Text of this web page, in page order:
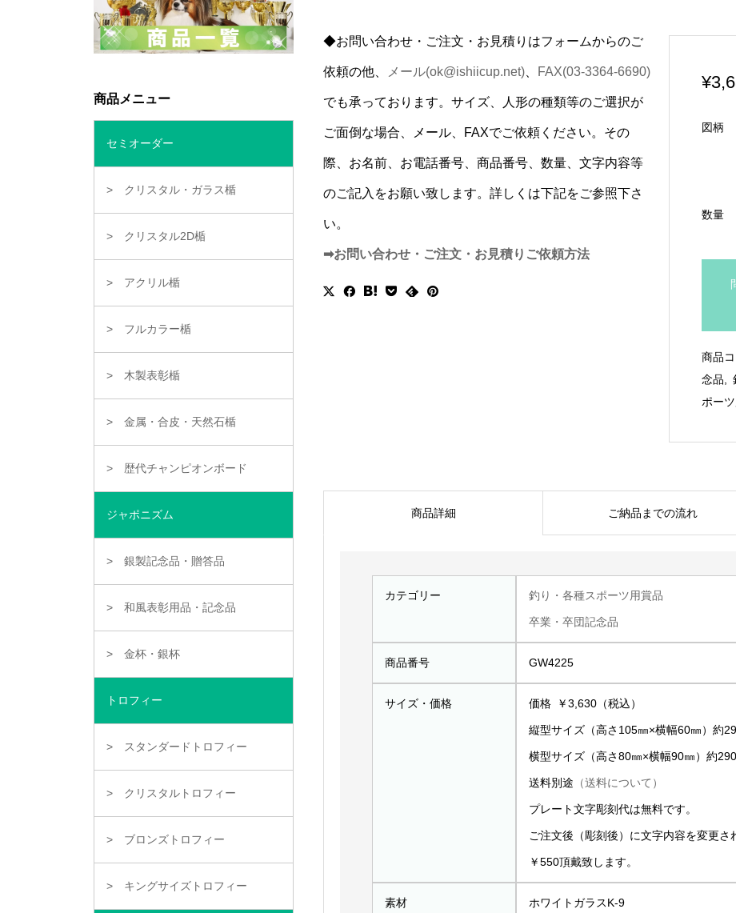
◆お問い合わせ・ご注文・お見積りはフォームからのご
依頼の他、 メール(ok@ishiicup.net) FAX(03-3364-6690)
でも承っております。サイズ、人形の種類等のご選択が
ご面倒な場合、メール、FAXでご依頼ください。その
際、お名前、お電話番号、商品番号、数量、文字内容等
のご記入をお願い致します。詳しくは下記をご参照下さ
い。
➡お問い合わせ・ご注文・お見積りご依頼方法
¥
図柄
数量
商品
念品,
ポー
商品詳細 ご納品までの流れ
カテゴリー 釣り・各種スポーツ用賞品
卒業・卒団記念品
商品番号 GW4225
サイズ・価格 価格 ￥3,630（税込）
縦型サイズ（高さ105㎜×横幅60㎜）約
横型サイズ（高さ80㎜×横幅90㎜）約
送料別途 （送料について）
プレート文字彫刻代は無料です。
ご注文後（彫刻後）に文字内容を変更
￥550頂戴致します。
素材 ホワイトガラスK-9
商品メニュー
セミオーダー
クリスタル・ガラス楯
クリスタル2D楯
アクリル楯
フルカラー楯
木製表彰楯
金属・合皮・天然石楯
歴代チャンピオンボード
ジャポニズム
銀製記念品・贈答品
和風表彰用品・記念品
金杯・銀杯
トロフィー
スタンダードトロフィー
クリスタルトロフィー
ブロンズトロフィー
キングサイズトロフィー